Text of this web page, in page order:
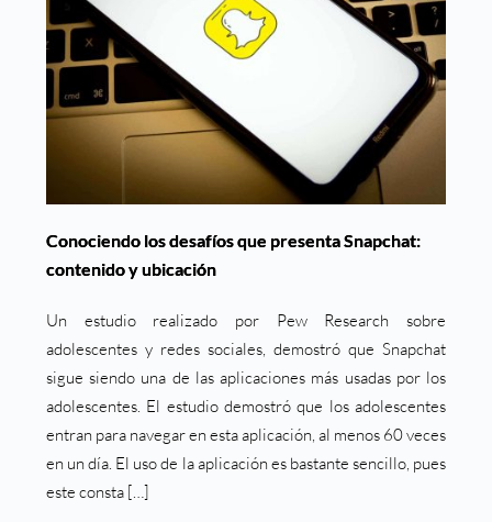
Conociendo los desafíos que presenta Snapchat:
contenido y ubicación
Un estudio realizado por Pew Research sobre
adolescentes y redes sociales, demostró que Snapchat
sigue siendo una de las aplicaciones más usadas por los
adolescentes. El estudio demostró que los adolescentes
entran para navegar en esta aplicación, al menos 60 veces
en un día. El uso de la aplicación es bastante sencillo, pues
este consta […]